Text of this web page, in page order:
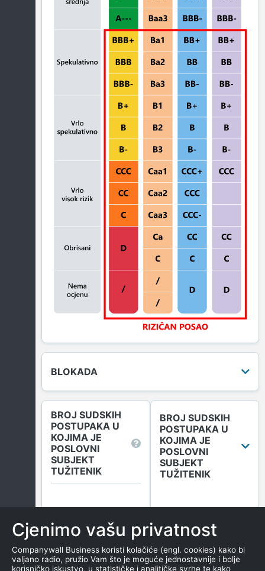
BLOKADA
BROJ SUDSKIH
POSTUPAKA U
KOJIMA JE
POSLOVNI
SUBJEKT
TUŽITENIK
u tekućoj godini
(Tuženi)
0
BROJ SUDSKIH
POSTUPAKA U
KOJIMA JE
POSLOVNI
SUBJEKT
TUŽITENIK
Cjenimo vašu privatnost
Companywall Business koristi kolačiće (engl. cookies) kako bi
valjano radio, pružio Vam što je moguće jednostavnije i bolje
korisničko iskustvo, u statističke i analitičke svrhe te kako